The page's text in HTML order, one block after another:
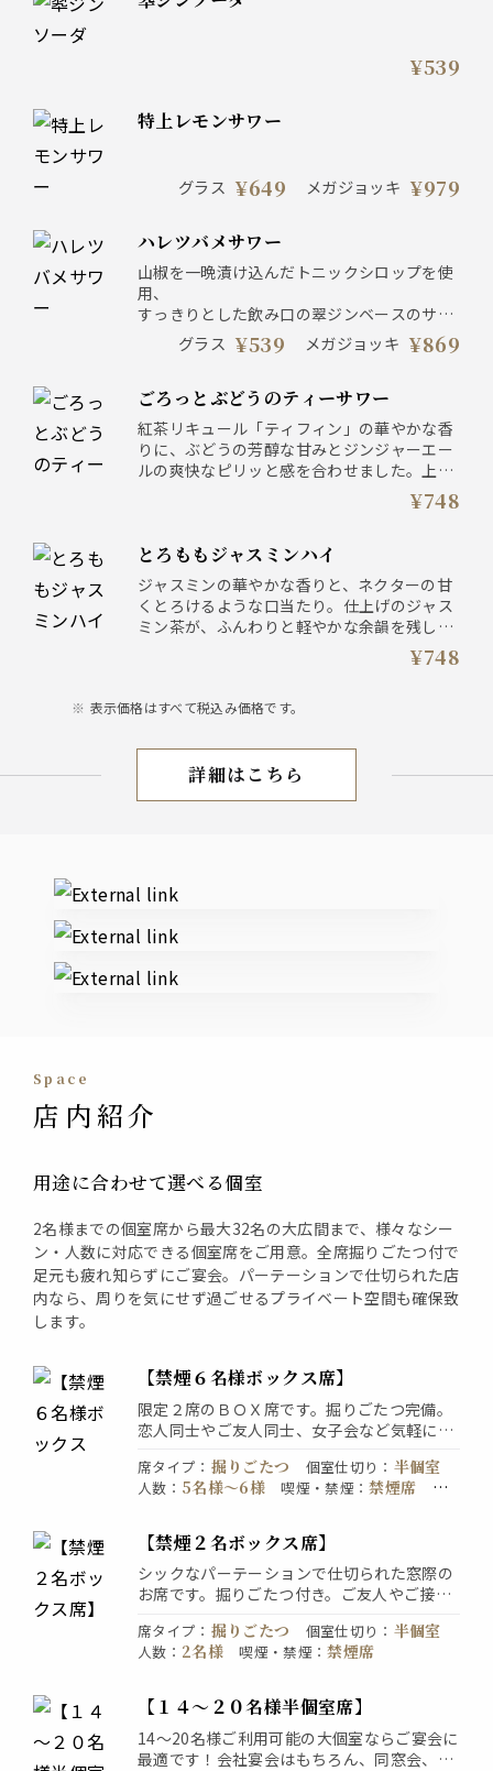
¥539
特上レモンサワー
グラス ¥649 メガジョッキ ¥979
ハレツバメサワー
山椒を一晩漬け込んだトニックシロップを使
用、
すっきりとした飲み口の翠ジンベースのサワ
ーです。グラス ¥539 メガジョッキ ¥869
ごろっとぶどうのティーサワー
紅茶リキュール「ティフィン」の華やかな香
りに、ぶどうの芳醇な甘みとジンジャーエー
ルの爽快なピリッと感を合わせました。上品
でフルーティーな香りをお愉しみください。
¥748
とろももジャスミンハイ
ジャスミンの華やかな香りと、ネクターの甘
くとろけるような口当たり。仕上げのジャス
ミン茶が、ふんわりと軽やかな余韻を残して
¥748
表示価格はすべて税込み価格です。
お飲物
詳細はこちら
External links
space
店内紹介
用途に合わせて選べる個室
2名様までの個室席から最大32名の大広間まで、様々なシー
ン・人数に対応できる個室席をご用意。全席掘りごたつ付で
足元も疲れ知らずにご宴会。パーテーションで仕切られた店
内なら、周りを気にせず過ごせるプライベート空間も確保致
します。
【禁煙６名様ボックス席】
限定２席のＢＯＸ席です。掘りごたつ完備。
恋人同士やご友人同士、女子会など気軽にご
た空間がプライベートなシーンに最適◎和の
空気を残しつつも、あたたかみのある照明が
席はお早めにご予約を♪席のみの予約もOKで
す！
席タイプ ： 掘りごたつ 個室仕切り ： 半個室
人数 ： 5名様〜6様 喫煙・禁煙：禁煙席
予
【禁煙２名ボックス席】
シックなパーテーションで仕切られた窓際の
お席です。掘りごたつ付き。ご友人やご接
落ち着いた雰囲気でゆっくりお酒をお楽しみ
ください。内装にも個室外観もガラスを多用
作りいたしました。
席タイプ ： 掘りごたつ 個室仕切り ： 半個室
人数 ： 2名様 喫煙・禁煙：禁煙席
【１４～２０名様半個室席】
14～20名様ご利用可能の大個室ならご宴会に
最適です！会社宴会はもちろん、同窓会、合